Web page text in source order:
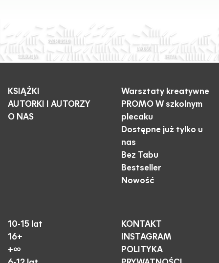
KSIĄŻKI
AUTORKI I AUTORZY
O NAS
Warsztaty kreatywne
PROMO W szkolnym
plecaku
Dostępne już tylko u
nas
Bez Tabu
Bestseller
Nowość
10-15 lat
16+
+∞
KONTAKT
INSTAGRAM
POLITYKA